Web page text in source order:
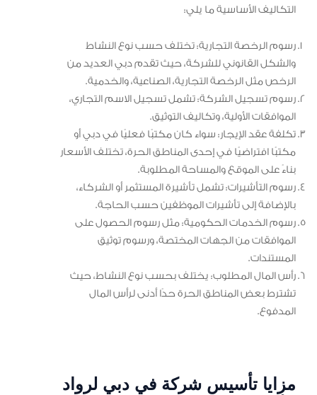
التكاليف الأساسية ما يلي:
رسوم الرخصة التجارية: تختلف حسب نوع النشاط
والشكل القانوني للشركة، حيث تقدم دبي العديد من
الرخص مثل الرخصة التجارية، الصناعية، والخدمية.
رسوم تسجيل الشركة: تشمل تسجيل الاسم التجاري،
الموافقات الأولية، وتكاليف التوثيق.
تكلفة عقد الإيجار: سواء كان مكتبًا فعليًا في دبي أو
مكتبًا افتراضيًا في إحدى المناطق الحرة، تختلف الأسعار
بناءً على الموقع والمساحة المطلوبة.
رسوم التأشيرات: تشمل تأشيرة المستثمر أو الشركاء،
بالإضافة إلى تأشيرات الموظفين حسب الحاجة.
رسوم الخدمات الحكومية: مثل رسوم الحصول على
الموافقات من الجهات المختصة، ورسوم توثيق
المستندات.
رأس المال المطلوب: يختلف بحسب نوع النشاط، حيث
تشترط بعض المناطق الحرة حدًا أدنى لرأس المال
المدفوع.
مزايا تأسيس شركة في دبي لرواد